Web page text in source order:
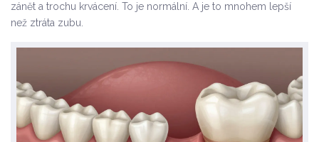
zánět a trochu krvácení. To je normální. A je to mnohem lepší
než ztráta zubu.